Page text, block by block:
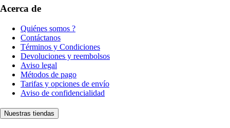
Acerca de
Quiénes somos ?
Contáctanos
Términos y Condiciones
Devoluciones y reembolsos
Aviso legal
Métodos de pago
Tarifas y opciones de envío
Aviso de confidencialidad
Nuestras tiendas